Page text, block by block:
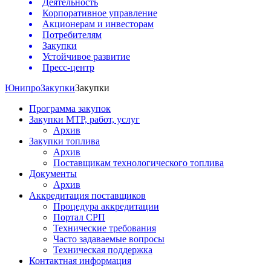
Деятельность
Корпоративное управление
Акционерам и инвесторам
Потребителям
Закупки
Устойчивое развитие
Пресс-центр
ЮнипроЗакупкиЗакупки
Программа закупок
Закупки МТР, работ, услуг
Архив
Закупки топлива
Архив
Поставщикам технологического топлива
Документы
Архив
Аккредитация поставщиков
Процедура аккредитации
Портал СРП
Технические требования
Часто задаваемые вопросы
Техническая поддержка
Контактная информация